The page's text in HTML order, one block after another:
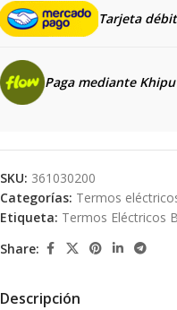
Tarjeta
Paga mediante
SKU: 361030200
Categorías: Termos
Etiqueta: Termos Eléctricos
Share:
Descripción